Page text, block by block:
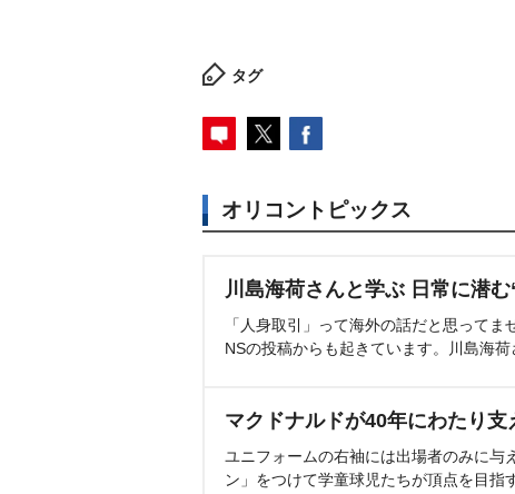
タグ
オリコントピックス
川島海荷さんと学ぶ 日常に潜
「人身取引」って海外の話だと思って
NSの投稿からも起きています。川島海荷
マクドナルドが40年にわたり支
ユニフォームの右袖には出場者のみに与
ン」をつけて学童球児たちが頂点を目指